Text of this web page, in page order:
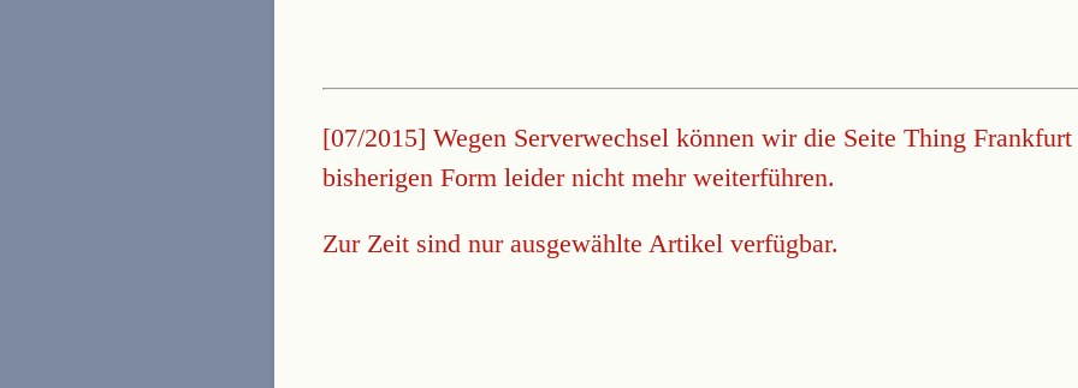
[07/2015] Wegen Serverwechsel können wir die Seite Thing
bisherigen Form leider nicht mehr weiterführen.
Zur Zeit sind nur ausgewählte Artikel verfügbar.